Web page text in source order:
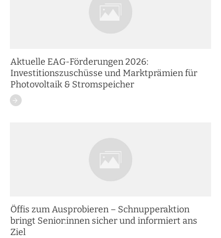
Aktuelle EAG-Förderungen 2026:
Investitionszuschüsse und Marktprämien für
Photovoltaik & Stromspeicher
Öffis zum Ausprobieren – Schnupperaktion
bringt Senior:innen sicher und informiert ans
Ziel